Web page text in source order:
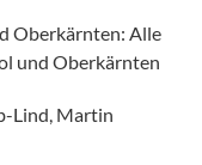
Oberkärnten: Alle
und Oberkärnten
Lind, Martin